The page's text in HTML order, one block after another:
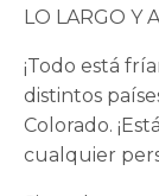
LO LARGO Y
¡Todo está
distintos
Colorado.
cualquier